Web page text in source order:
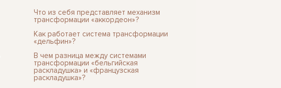
Что из себя представляет механизм
трансформации «аккордеон»?
Как работает система трансформации
«дельфин»?
В чем разница между системами
трансформации «бельгийская
раскладушка» и «французская
раскладушка»?